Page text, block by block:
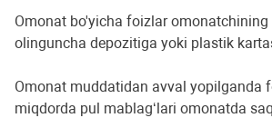
Omonat bo'yicha foizlar
olinguncha depozitiga yoki plastik
Omonat muddatidan avval yopilganda
miqdorda pul mablag‘lari omonatda